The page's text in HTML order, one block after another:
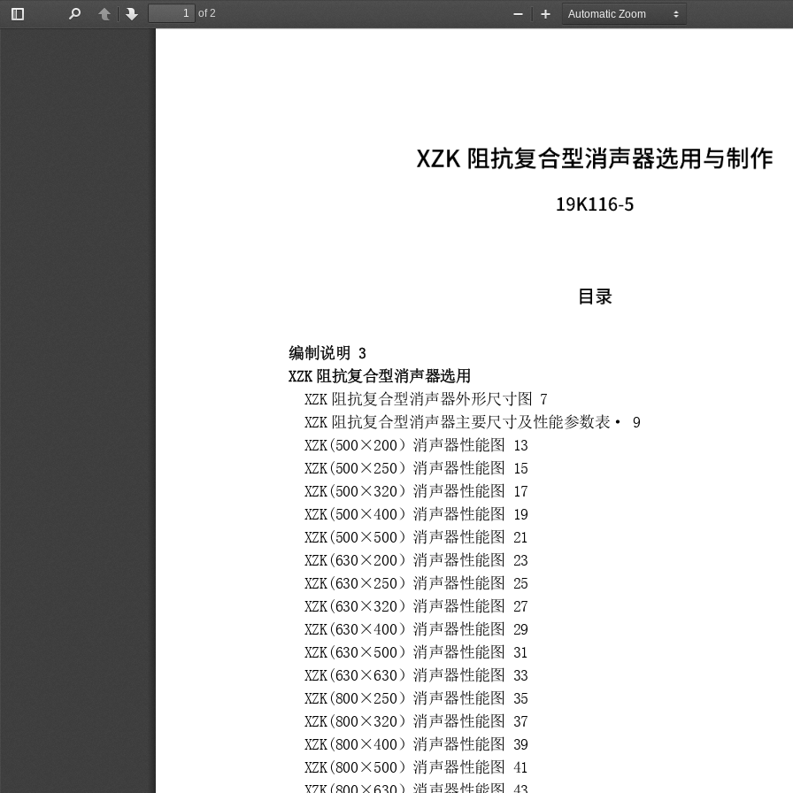
Toggle
PreviousNext
of 2
Zoom
Zoom
编制说明 3
XZK 阻抗复合型消声器选用
XZK 阻抗复合型消声器外形尺寸图 7
XZK 阻抗复合型消声器主要尺寸及性能参数表 · 9
XZK(500×200 ）消声器性能图 13
XZK(500×250 ）消声器性能图 15
XZK(500×320 ）消声器性能图 17
XZK(500×400 ）消声器性能图 19
XZK(500×500 ）消声器性能图 21
XZK(630×200 ）消声器性能图 23
XZK(630×250 ）消声器性能图 25
XZK(630×320 ）消声器性能图 27
XZK(630×400 ）消声器性能图 29
XZK(630×500 ）消声器性能图 31
XZK(630×630 ）消声器性能图 33
XZK(800×250 ）消声器性能图 35
XZK(800×320 ）消声器性能图 37
XZK(800×400 ）消声器性能图 39
XZK(800×500 ）消声器性能图 41